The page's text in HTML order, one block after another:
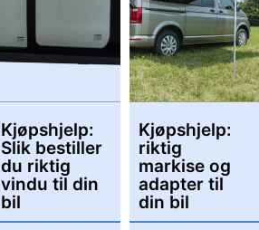
Kjøpshjelp:
Slik bestiller
du riktig
vindu til din
bil
Kjøpshjelp:
riktig
markise og
adapter til
din bil